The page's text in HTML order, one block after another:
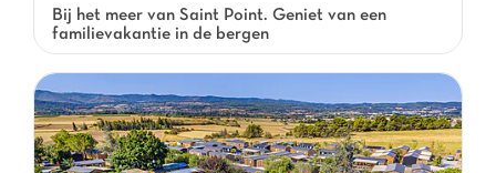
Bij het meer van Saint Point. Geniet van een
familievakantie in de bergen